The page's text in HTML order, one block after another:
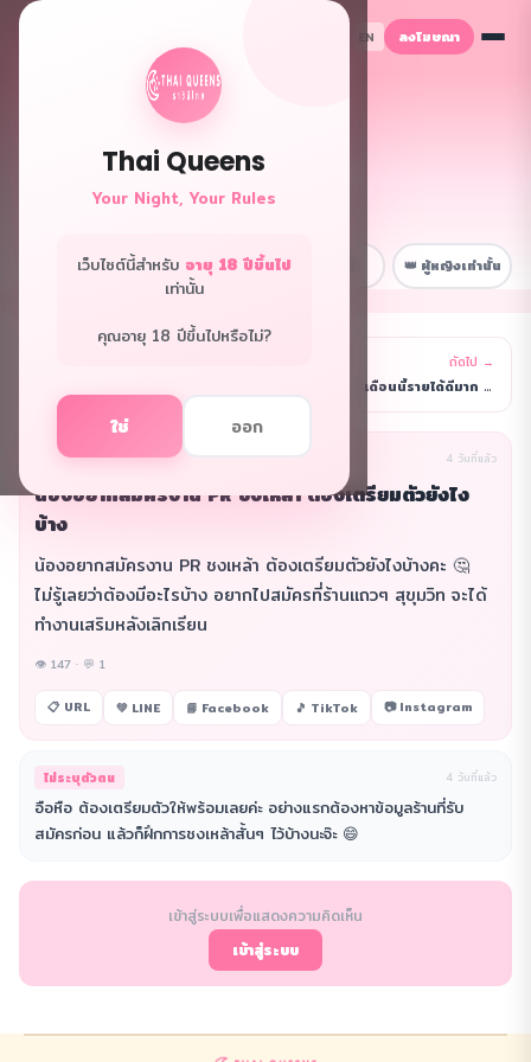
Thai Queens
Your Night, Your Rules
เว็บไซต์นี้สำหรับ อายุ 18 ปีขึ้นไป
เท่านั้น
คุณอายุ 18 ปีขึ้นไปหรือไม่?
ใช่ ออก
EN ลงโฆษณา
👑 ฟอรั่มควีนส์
📋 หน้าหลัก 💼 เรื่องงาน 👑 ผู้หญิงเท่านั้น
ถัดไป →
เดือนนี้รายได้ดีมาก ทำสถิติใหม่ ดีใจจนอยากร้องไห้
เรื่องฮา นิรนาม(ผู้เขียน) 4 วันที่แล้ว
น้องอยากสมัครงาน PR ชงเหล้า ต้องเตรียมตัวยังไง
บ้าง
น้องอยากสมัครงาน PR ชงเหล้า ต้องเตรียมตัวยังไงบ้างคะ 🤔
ไม่รู้เลยว่าต้องมีอะไรบ้าง อยากไปสมัครที่ร้านแถวๆ สุขุมวิท จะได้
ทำงานเสริมหลังเลิกเรียน
👁 147 · 💬 1
📋 URL 💚 LINE 📘 Facebook 🎵 TikTok 📷 Instagram
ไม่ระบุตัวตน 4 วันที่แล้ว
อือหือ ต้องเตรียมตัวให้พร้อมเลยค่ะ อย่างแรกต้องหาข้อมูลร้านที่รับ
สมัครก่อน แล้วก็ฝึกการชงเหล้าสั้นๆ ไว้บ้างนะจ๊ะ 😄
เข้าสู่ระบบเพื่อแสดงความคิดเห็น
เข้าสู่ระบบ